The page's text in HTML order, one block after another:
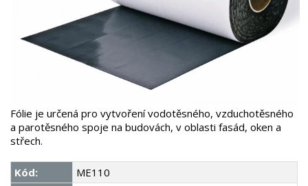
Fólie je určená pro vytvoření vodotěsného, vzduchotěsného
a parotěsného spoje na budovách, v oblasti fasád, oken a
střech.
Kód:
ME110